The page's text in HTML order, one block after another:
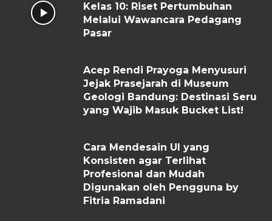
Kelas 10: Riset Pertumbuhan
Melalui Wawancara Pedagang
Pasar
Acep Rendi Prayoga Menyusuri
Jejak Prasejarah di Museum
Geologi Bandung: Destinasi Seru
yang Wajib Masuk Bucket List!
Cara Mendesain UI yang
Konsisten agar Terlihat
Profesional dan Mudah
Digunakan oleh Pengguna by
Fitria Ramadani